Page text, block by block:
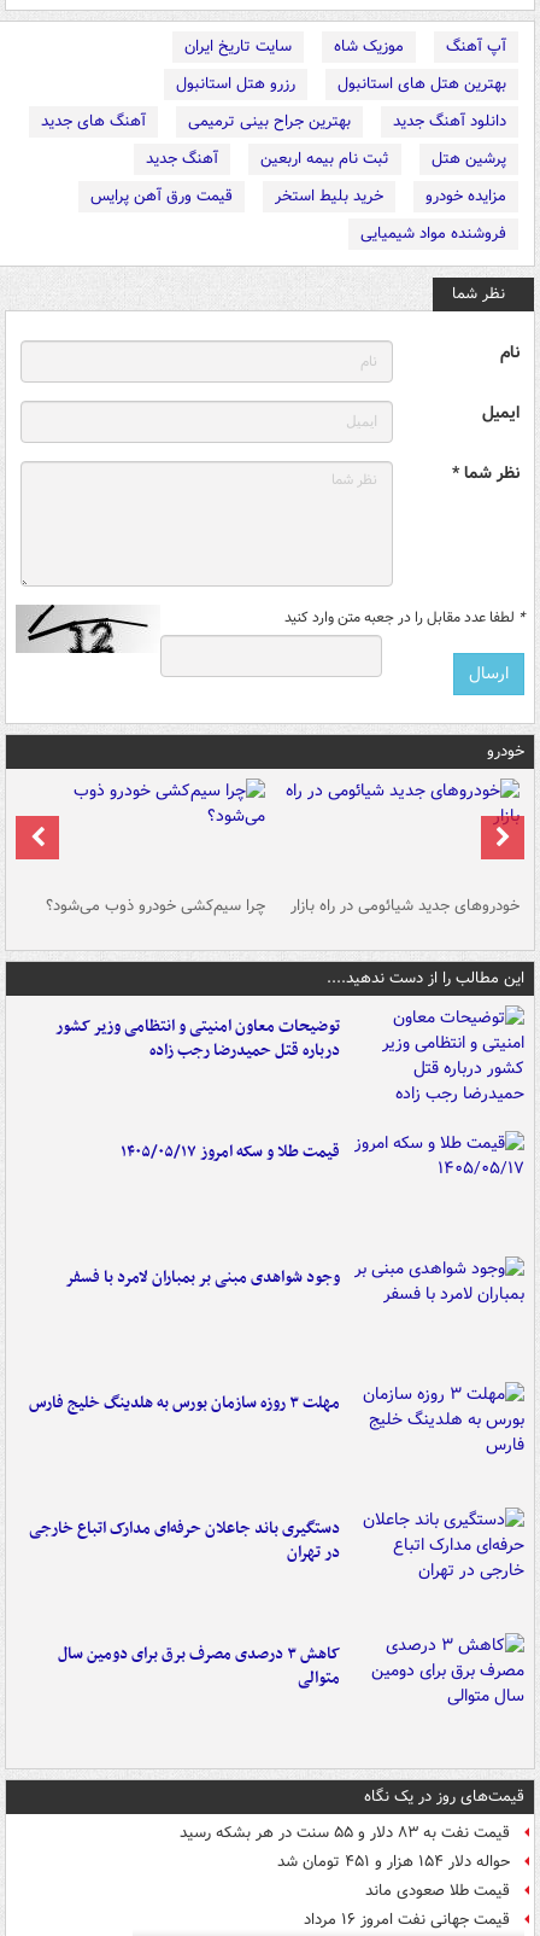
آپ آهنگ موزیک شاه
سایت تاریخ ایران
بهترین هتل های استانبول
رزرو هتل استانبول
دانلود آهنگ جدید
بهترین جراح بینی ترمیمی
آهنگ های جدید
پرشین هتل
ثبت نام بیمه اربعین
آهنگ جدید
مزایده خودرو
خرید بلیط استخر
قیمت ورق آهن پرایس
فروشنده مواد شیمیایی
نظر شما
نام
ایمیل
نظر شما *
* لطفا عدد مقابل را در جعبه متن وارد کنید
خودرو
خودروهای جدید شیائومی در راه بازار چرا سیم‌کشی خودرو ذوب می‌شود؟
این مطالب را از دست ندهید....
توضیحات معاون امنیتی و انتظامی وزیر کشور
درباره قتل حمیدرضا رجب زاده
قیمت طلا و سکه امروز ۱۴۰۵/۰۵/۱۷
وجود شواهدی مبنی بر بمباران لامرد با فسفر
مهلت ۳ روزه سازمان بورس به هلدینگ خلیج فارس
دستگیری باند جاعلان حرفه‌ای مدارک اتباع خارجی
در تهران
کاهش ۳ درصدی مصرف برق برای دومین سال
متوالی
قیمت‌های روز در یک نگاه
قیمت نفت به ۸۳ دلار و ۵۵ سنت در هر بشکه رسید
حواله دلار ۱۵۴ هزار و ۴۵۱ تومان شد
قیمت طلا صعودی ماند
قیمت جهانی نفت امروز ۱۶ مرداد